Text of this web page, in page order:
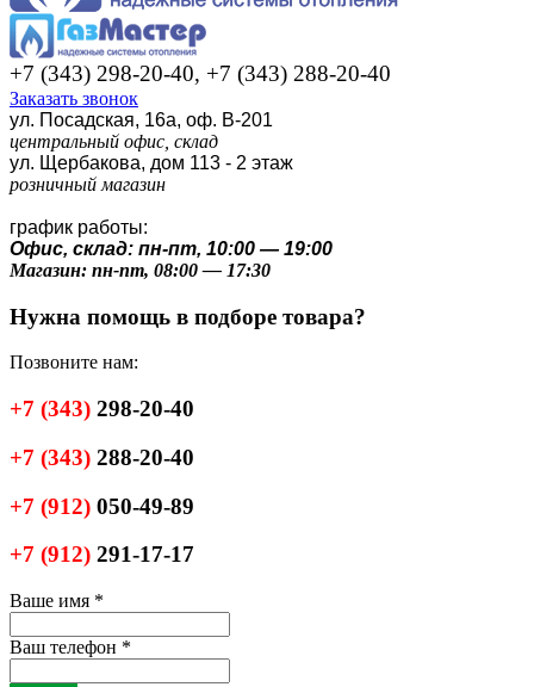
+7 (343) 298-20-40, +7 (343) 288-20-40
Заказать звонок
ул. Посадская, 16а, оф. В-201
центральный офис, склад
ул. Щербакова, дом 113 - 2 этаж
розничный магазин
график работы:
Офис, склад: пн-пт, 10:00 — 19:00
Магазин: пн-пт, 08:00 — 17:30
Нужна помощь в подборе товара?
Позвоните нам:
+7 (343) 298-20-40
+7 (343) 288-20-40
+7 (912) 050-49-89
+7 (912) 291-17-17
Ваше имя *
Ваш телефон *